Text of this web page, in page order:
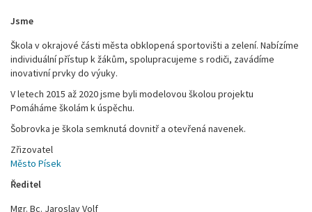
Jsme
Škola v okrajové části města obklopená sportovišti a zelení. Nabízíme
individuální přístup k žákům, spolupracujeme s rodiči, zavádíme
inovativní prvky do výuky.
V letech 2015 až 2020 jsme byli modelovou školou projektu
Pomáháme školám k úspěchu.
Šobrovka je škola semknutá dovnitř a otevřená navenek.
Zřizovatel
Město Písek
Ředitel
Mgr. Bc. Jaroslav Volf